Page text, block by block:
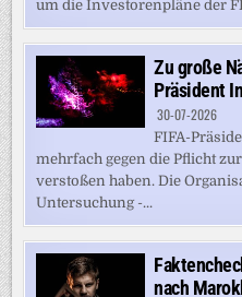
um die Investorenpläne der
Zu große
Präsident
30-07-2026
FIFA-
mehrfach gegen die Pflicht
verstoßen haben. Die
Untersuchung -...
nach